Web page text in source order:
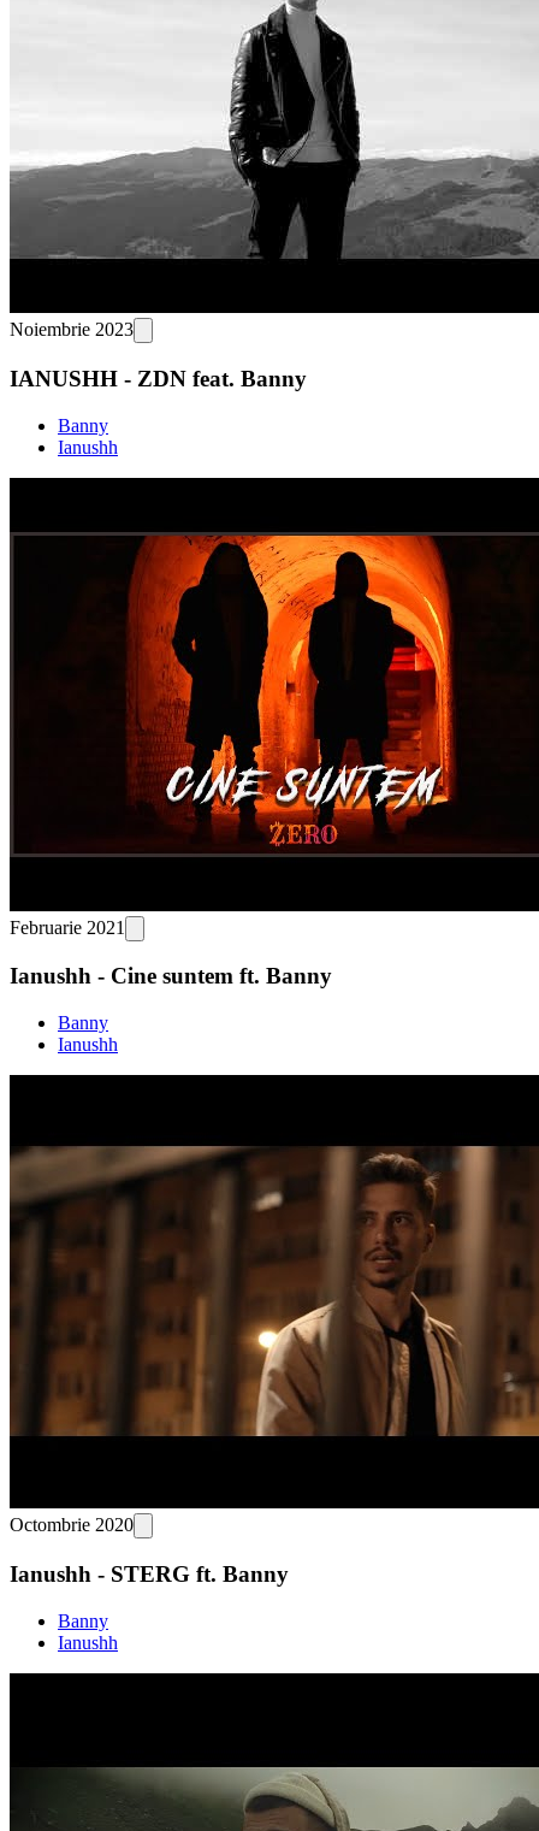
Noiembrie 2023
IANUSHH - ZDN feat. Banny
Banny
Ianushh
Februarie 2021
Ianushh - Cine suntem ft. Banny
Banny
Ianushh
Octombrie 2020
Ianushh - STERG ft. Banny
Banny
Ianushh